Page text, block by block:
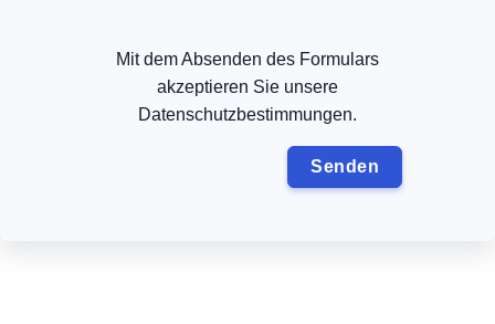
Mit dem Absenden des Formulars
akzeptieren Sie unsere
Datenschutzbestimmungen.